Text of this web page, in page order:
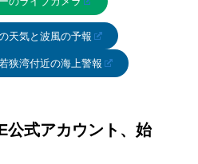
天気と波風の予報
狭湾付近の海上警報
式アカウント、始